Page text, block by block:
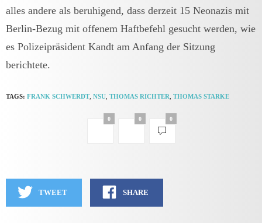
alles andere als beruhigend, dass derzeit 15 Neonazis mit
Berlin-Bezug mit offenem Haftbefehl gesucht werden, wie
es Polizeipräsident Kandt am Anfang der Sitzung
berichtete.
TAGS: FRANK SCHWERDT, NSU THOMAS RICHTER THOMAS STARKE
0 0 0
TWEET SHARE